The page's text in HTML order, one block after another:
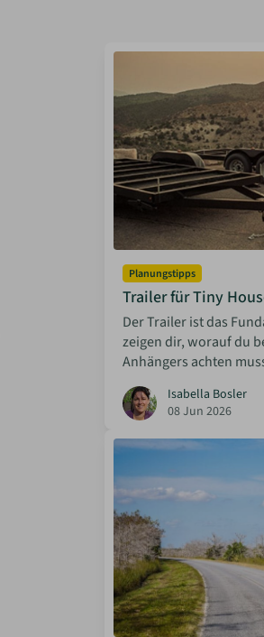
Planungstipps
Trailer für Tiny
Der Trailer ist das
zeigen dir, worauf du
Anhängers achten
Isabella Bosler
08 Jun 2026